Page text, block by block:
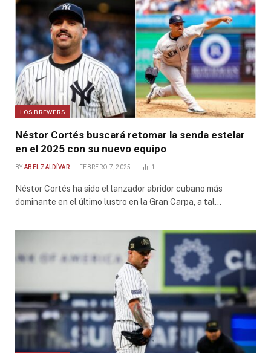
LOS BREWERS
Néstor Cortés buscará retomar la senda estelar
en el 2025 con su nuevo equipo
BY ABEL ZALDÍVAR FEBRERO 7, 2025 1
Néstor Cortés ha sido el lanzador abridor cubano más
dominante en el último lustro en la Gran Carpa, a tal…